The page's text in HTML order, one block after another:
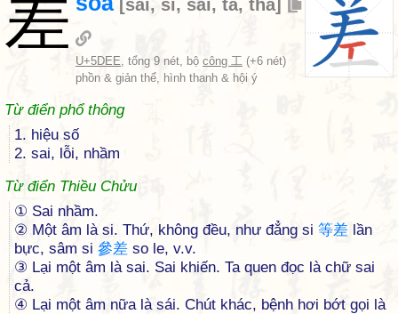
差 [sai, si, sái, ta, tha]
U+5DEE, tổng 9 nét, bộ công 工 (+6 nét)
phồn & giản thể, hình thanh & hội ý
Từ điển phổ thông
1. hiệu số
2. sai, lỗi, nhầm
Từ điển Thiều Chửu
① Sai nhầm.
② Một âm là si. Thứ, không đều, như đẳng si 等差 lần
bực, sâm si 參差 so le, v.v.
③ Lại một âm là sai. Sai khiến. Ta quen đọc là chữ sai
cả.
④ Lại một âm nữa là sái. Chút khác, bệnh hơi bớt gọi là